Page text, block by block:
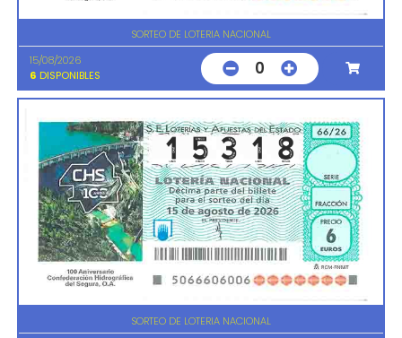
SORTEO DE LOTERIA NACIONAL
15/08/2026
6 DISPONIBLES 0
SORTEO DE LOTERIA NACIONAL